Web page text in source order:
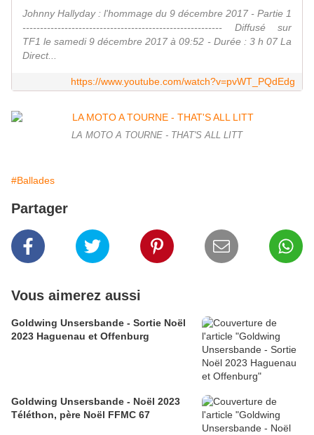
Johnny Hallyday : l'hommage du 9 décembre 2017 - Partie 1
--------------------------------------------------------- Diffusé sur
TF1 le samedi 9 décembre 2017 à 09:52 - Durée : 3 h 07 La
Direct...
https://www.youtube.com/watch?v=pvWT_PQdEdg
LA MOTO A TOURNE - THAT'S ALL LITT
#Ballades
Partager
Vous aimerez aussi
Goldwing Unsersbande - Sortie Noël
2023 Haguenau et Offenburg
Goldwing Unsersbande - Noël 2023
Téléthon, père Noël FFMC 67